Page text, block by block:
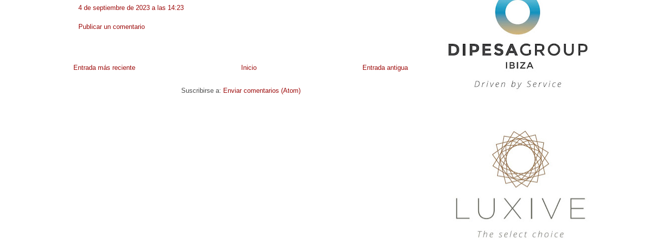
4 de septiembre de 2023 a las 14:23
Publicar un comentario
Entrada más reciente Entrada antigua
Inicio
Suscribirse a: Enviar comentarios (Atom)